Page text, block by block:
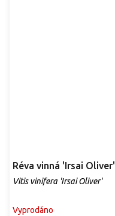
Réva vinná 'Irsai Oliver'
Vitis vinifera 'Irsai Oliver'
Vyprodáno